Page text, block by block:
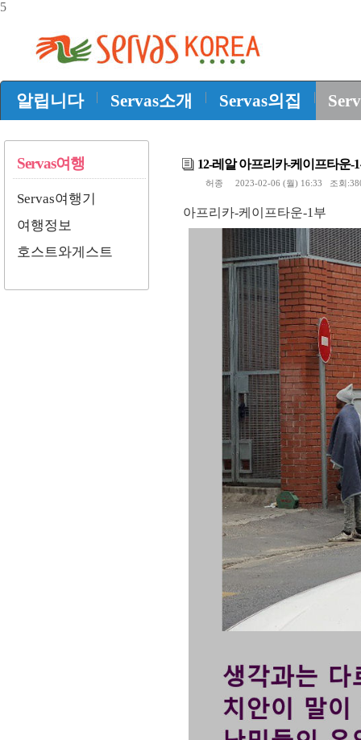
5
알립니다 | Servas소개 | Servas의집 |
Servas여행
Servas여행기
여행정보
호스트와게스트
12-레알 아프리카-케이프타운-
허종 2023-02-06 (월) 16:33 조회
아프리카-케이프타운-1부